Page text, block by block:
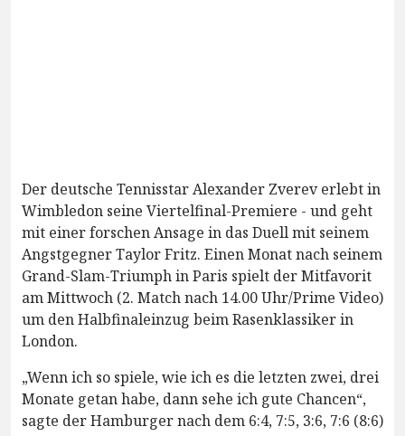
Der deutsche Tennisstar Alexander Zverev erlebt in
Wimbledon seine Viertelfinal-Premiere - und geht
mit einer forschen Ansage in das Duell mit seinem
Angstgegner Taylor Fritz. Einen Monat nach seinem
Grand-Slam-Triumph in Paris spielt der Mitfavorit
am Mittwoch (2. Match nach 14.00 Uhr/Prime Video)
um den Halbfinaleinzug beim Rasenklassiker in
London.
„Wenn ich so spiele, wie ich es die letzten zwei, drei
Monate getan habe, dann sehe ich gute Chancen“,
sagte der Hamburger nach dem 6:4, 7:5, 3:6, 7:6 (8:6)